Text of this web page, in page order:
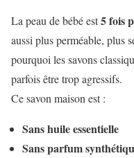
La peau de bébé est5 fois
aussi plus perméable, plus
pourquoi les savons
parfois être trop agressifs.
Ce savon maison est :
Sans huile essentielle
Sans parfum